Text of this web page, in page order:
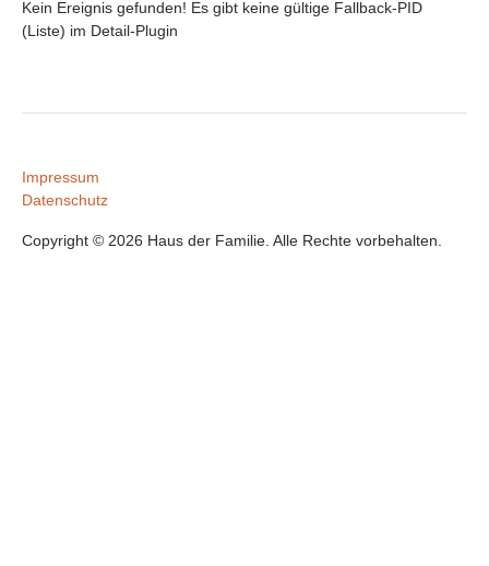
Kein Ereignis gefunden! Es gibt keine gültige Fallback-PID
(Liste) im Detail-Plugin
Impressum
Datenschutz
Copyright © 2026 Haus der Familie. Alle Rechte vorbehalten.